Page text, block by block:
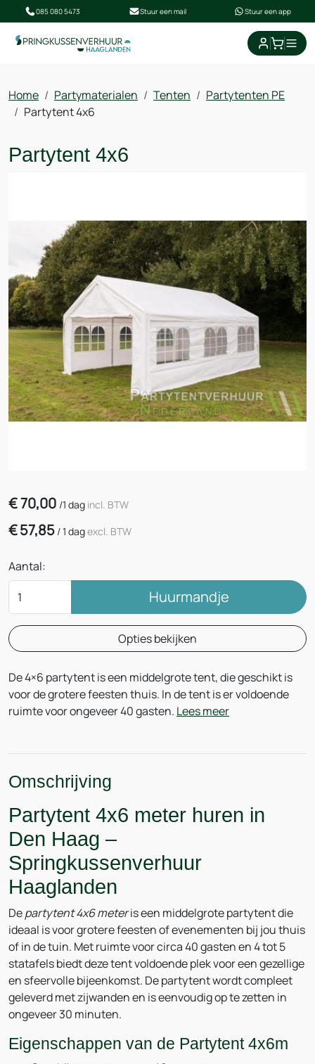
085 080 5473 Stuur een mail Stuur een app
Home Partymaterialen Tenten
Partytenten PE
Partytent 4x6
Partytent 4x6
€70,00 /1 dag incl. BTW
€57,85 /1 dagexcl. BTW
Aantal:
Huurmandje
Opties bekijken
De 4×6 partytent is een middelgrote tent, die geschikt is
voor de grotere feesten thuis. In de tent is er voldoende
ruimte voor ongeveer 40 gasten. Lees meer
Omschrijving
Partytent 4x6 meter huren in
Den Haag –
Springkussenverhuur
Haaglanden
Departytent 4x6 meteris een middelgrote partytent die
ideaal is voor grotere feesten of evenementen bij jou thuis
of in de tuin. Met ruimte voor circa 40 gasten en 4 tot 5
statafels biedt deze tent voldoende plek voor een gezellige
en sfeervolle bijeenkomst. De partytent wordt compleet
geleverd met zijwanden en is eenvoudig op te zetten in
ongeveer 30 minuten.
Eigenschappen van de Partytent 4x6m